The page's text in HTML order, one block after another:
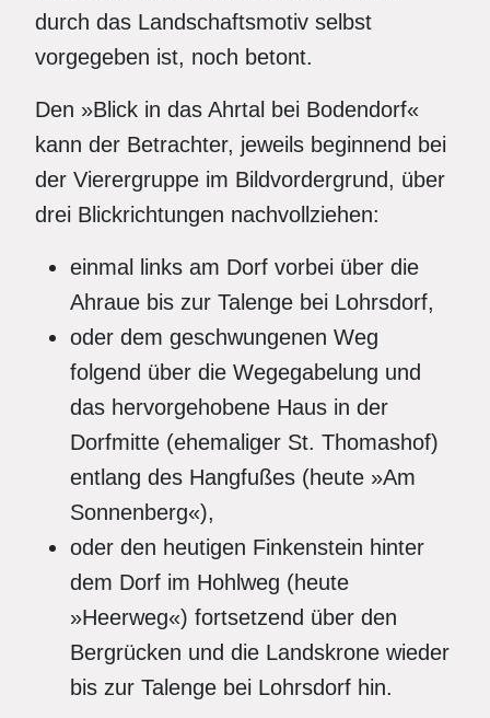
durch das Landschaftsmotiv selbst
vorgegeben ist, noch betont.
Den »Blick in das Ahrtal bei Bodendorf«
kann der Betrachter, jeweils beginnend bei
der Vierergruppe im Bildvordergrund, über
drei Blickrichtungen nachvollziehen:
einmal links am Dorf vorbei über die
Ahraue bis zur Talenge bei Lohrsdorf,
oder dem geschwungenen Weg
folgend über die Wegegabelung und
das hervorgehobene Haus in der
Dorfmitte (ehemaliger St. Thomashof)
entlang des Hangfußes (heute »Am
Sonnenberg«),
oder den heutigen Finkenstein hinter
dem Dorf im Hohlweg (heute
»Heerweg«) fortsetzend über den
Bergrücken und die Landskrone wieder
bis zur Talenge bei Lohrsdorf hin.